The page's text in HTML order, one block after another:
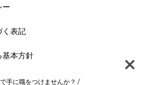
ー
く表記
基本方針
手に職をつけませんか？ /